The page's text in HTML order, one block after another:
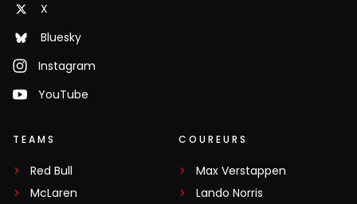
X
Bluesky
Instagram
YouTube
TEAMS
Red Bull
McLaren
COUREURS
Max Verstappen
Lando Norris